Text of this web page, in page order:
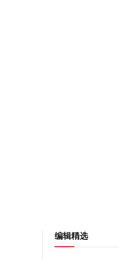
编辑精选